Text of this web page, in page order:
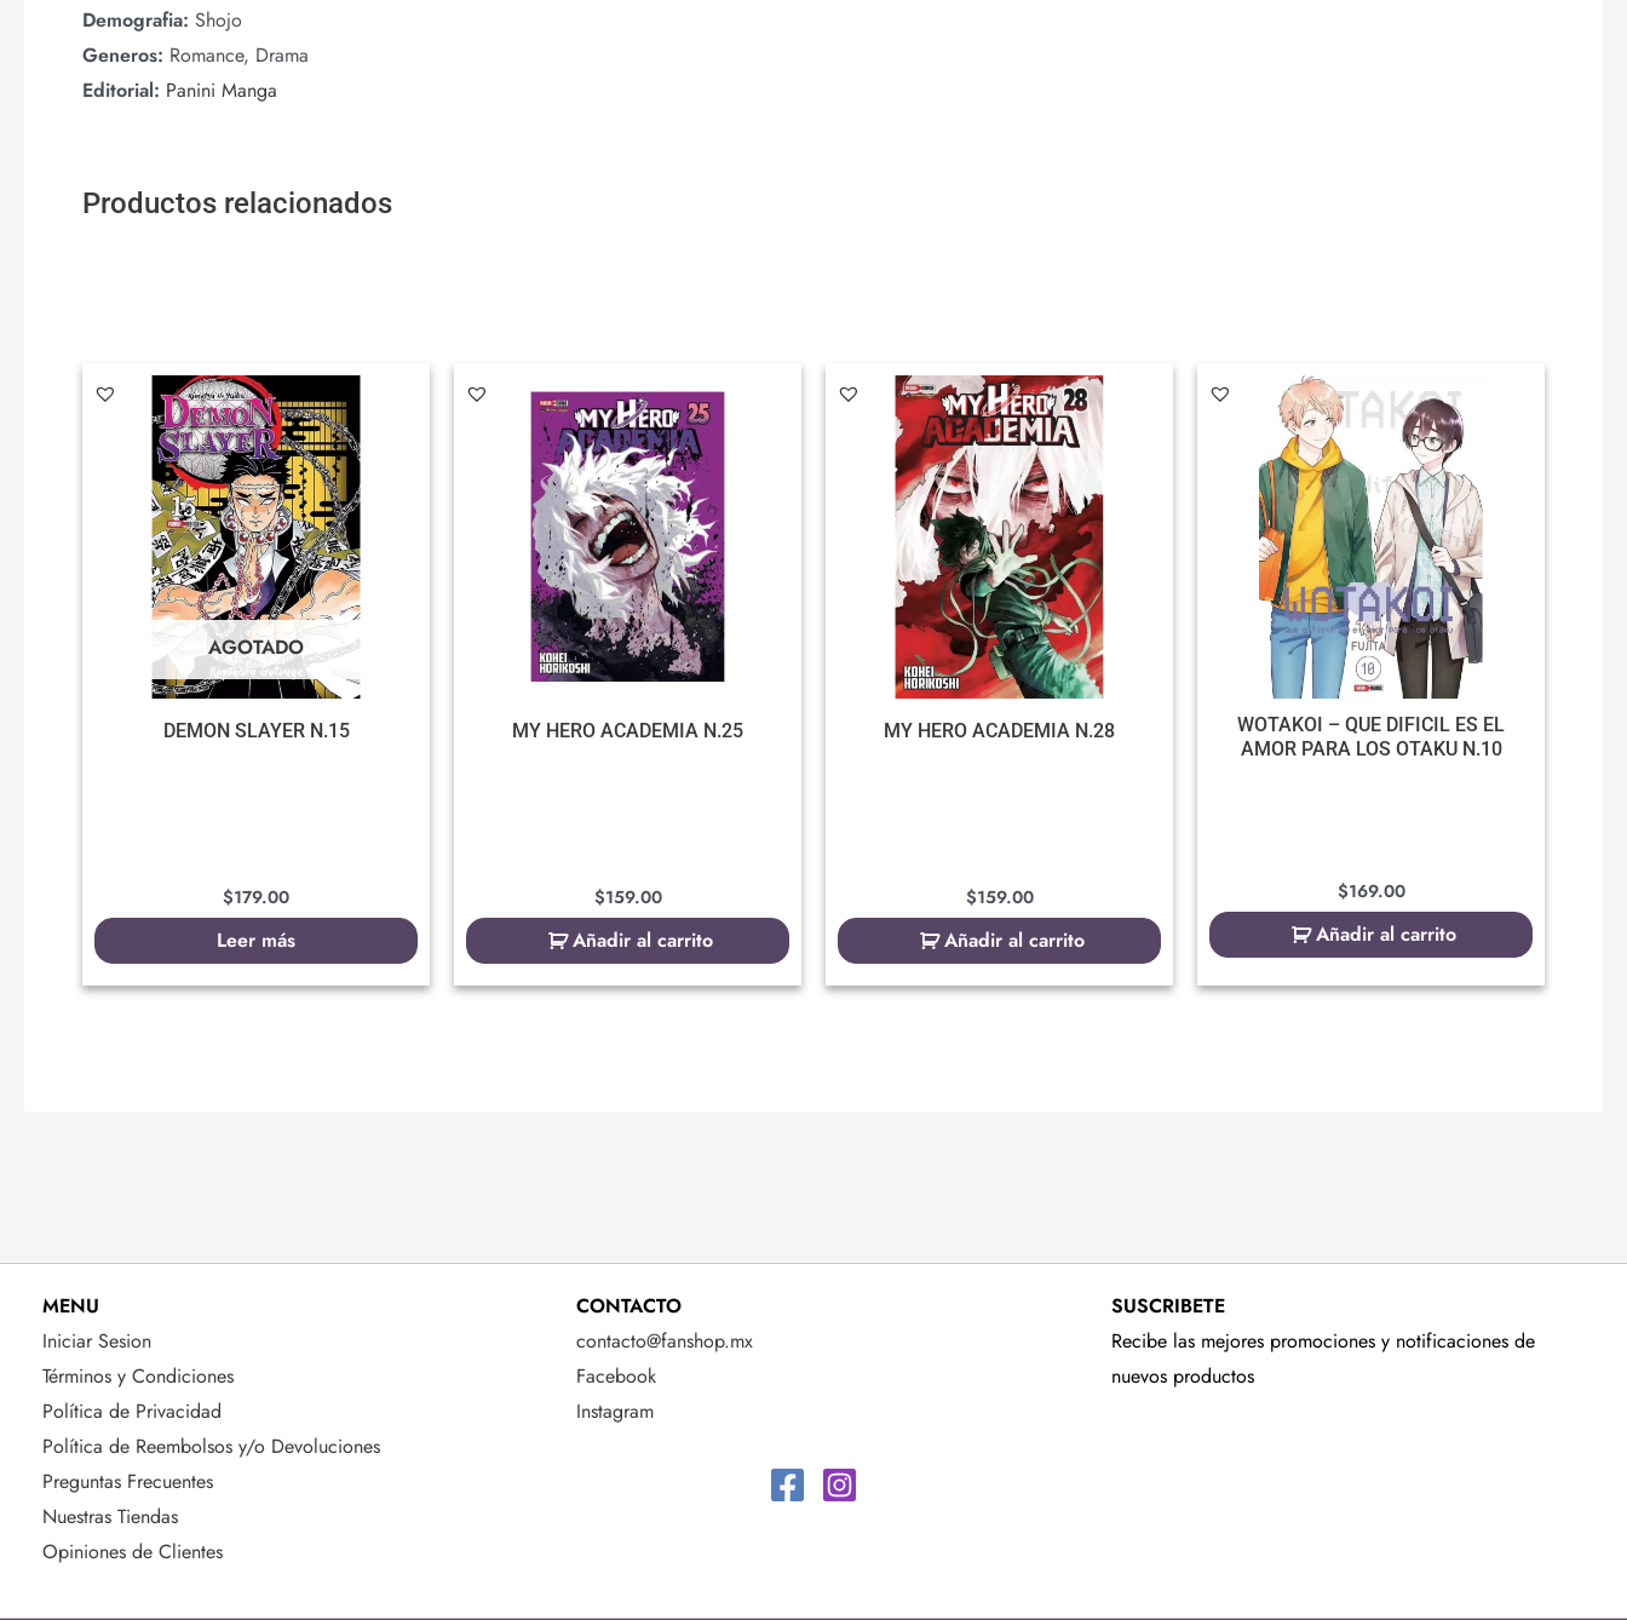
Demografia: Shojo
Generos: Romance, Drama
Editorial: Panini Manga
Productos relacionados
AGOTADO
DEMON SLAYER N.15
$179.00
Leer más
MY HERO ACADEMIA N.25
$159.00
Añadir al carrito
MY HERO ACADEMIA N.28
$159.00
Añadir al carrito
WOTAKOI – QUE DIFICIL ES EL
AMOR PARA LOS OTAKU N.10
$169.00
Añadir al carrito
MENU
Iniciar Sesion
Términos y Condiciones
Política de Privacidad
Política de Reembolsos y/o Devoluciones
Preguntas Frecuentes
Nuestras Tiendas
Opiniones de Clientes
CONTACTO
contacto@fanshop.mx
Facebook
Instagram
SUSCRIBETE
Recibe las mejores promociones y notificaciones de
nuevos productos